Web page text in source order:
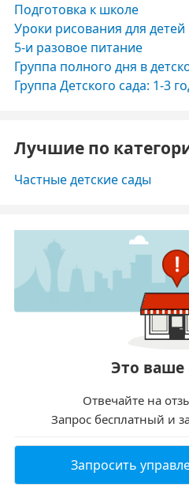
Подготовка к школе
Уроки рисования для детей
5-и разовое питание
Группа полного дня в
Группа Детского сада: 1-3
Лучшие по
Частные детские сады
Это ваше
Отвечайте на
Запрос бесплатный и
Запросить